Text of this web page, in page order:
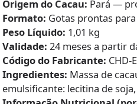
Origem do Cacau: Pará —
Formato: Gotas prontas
Peso Líquido: 1,01 kg
Validade: 24 meses a partir
Código do Fabricante: CHD-
Ingredientes: Massa de
emulsificante: lecitina de